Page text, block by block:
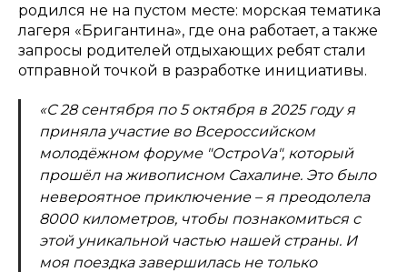
родился не на пустом месте: морская тематика
лагеря «Бригантина», где она работает, а также
запросы родителей отдыхающих ребят стали
отправной точкой в разработке инициативы.
«С 28 сентября по 5 октября в 2025 году я
приняла участие во Всероссийском
молодёжном форуме "ОстроVа", который
прошёл на живописном Сахалине. Это было
невероятное приключение – я преодолела
8000 километров, чтобы познакомиться с
этой уникальной частью нашей страны. И
моя поездка завершилась не только